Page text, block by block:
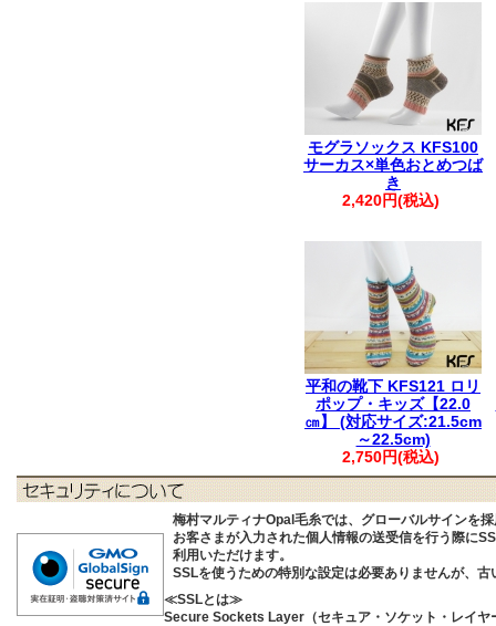
モグラソックス KFS100
サーカス×単色おとめつば
き
2,420円(税込)
平和の靴下 KFS121 ロリ
ポップ・キッズ【22.0
㎝】 (対応サイズ:21.5cm
～22.5cm)
2,750円(税込)
梅村マルティナOpal毛糸では、グローバルサインを
お客さまが入力された個人情報の送受信を行う際に
利用いただけます。
SSLを使うための特別な設定は必要ありませんが、
≪SSLとは≫
Secure Sockets Layer（セキュア・ソケット・レイヤ